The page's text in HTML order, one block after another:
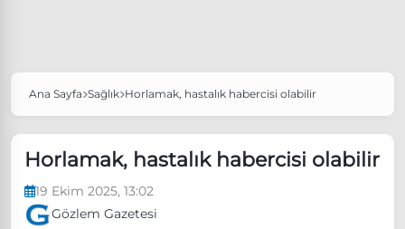
Popüler Aramalar
Özgür Özel, Ekrem İmamoğlu’nu ziyaret edecek
Ünlü çift bir etkinliğe daha katılmama kararı aldı
Ana Sayfa Sağlık Horlamak, hastalık habercisi olabilir
Horlamak, hastalık habercisi olabilir
19 Ekim 2025, 13:02
Gözlem Gazetesi